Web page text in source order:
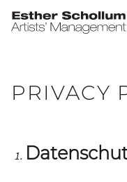
PRIVACY